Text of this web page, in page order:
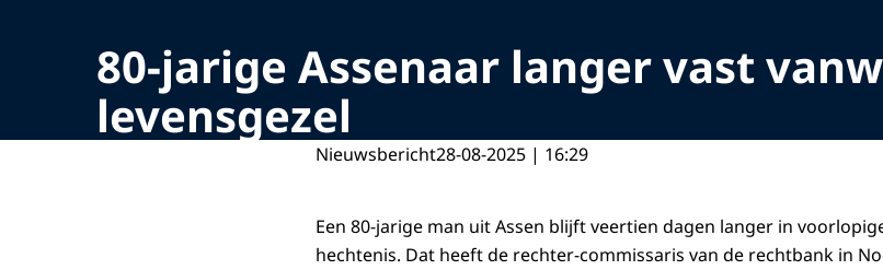
80-jarige Assenaar langer vast
levensgezel
Nieuwsbericht28-08-2025 | 16:29
Een 80-jarige man uit Assen blijft veertien dagen langer in
hechtenis. Dat heeft de rechter-commissaris van de rechtbank in